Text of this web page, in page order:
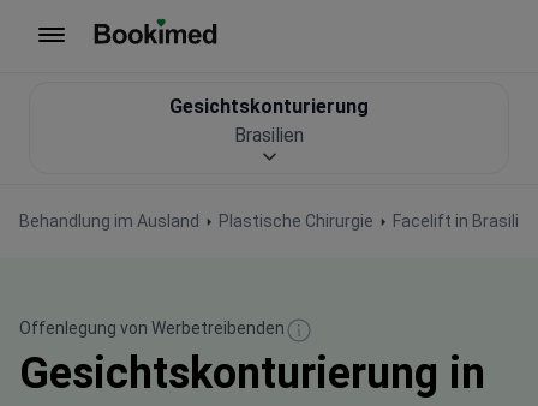
Behandlung im Ausland Plastische Chirurgie Facelift in Brasilien
Gesichtskonturierung
Brasilien
Offenlegung von Werbetreibenden
Gesichtskonturierung in